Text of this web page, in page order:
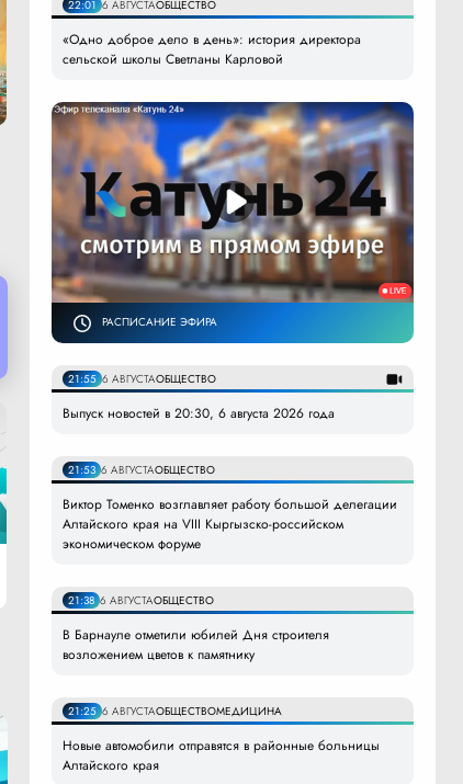
22:01 6 АВГУСТАОБЩЕСТВО
«Одно доброе дело в день»: история директора
сельской школы Светланы Карловой
РАСПИСАНИЕ ЭФИРА
21:55 6 АВГУСТАОБЩЕСТВО
Выпуск новостей в 20:30, 6 августа 2026 года
21:53 6 АВГУСТАОБЩЕСТВО
Виктор Томенко возглавляет работу большой делегации
Алтайского края на VIII Кыргызско-российском
экономическом форуме
21:38 6 АВГУСТАОБЩЕСТВО
В Барнауле отметили юбилей Дня строителя
возложением цветов к памятнику
21:25 6 АВГУСТАОБЩЕСТВОМЕДИЦИНА
Новые автомобили отправятся в районные больницы
Алтайского края